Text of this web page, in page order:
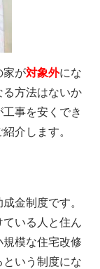
家が対象外にな
る方法はないか
事を安くでき
介します。
金制度です。
いる人と住ん
模な住宅改修
いう制度にな